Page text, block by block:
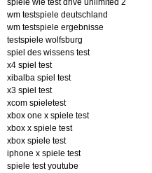
spiele wie test drive unlimited 2
wm testspiele deutschland
wm testspiele ergebnisse
testspiele wolfsburg
spiel des wissens test
x4 spiel test
xibalba spiel test
x3 spiel test
xcom spieletest
xbox one x spiele test
xbox x spiele test
xbox spiele test
iphone x spiele test
spiele test youtube